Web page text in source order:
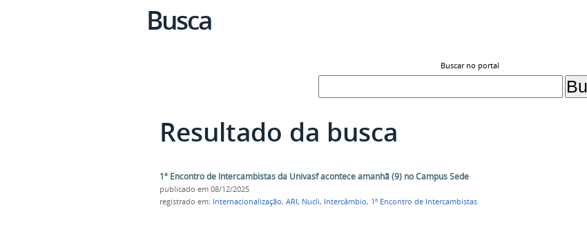
Busca
Buscar no portal
Resultado da busca
1º Encontro de Intercambistas da Univasf acontece amanhã (9) no Campus Sede
publicado em 08/12/2025
registrado em: Internacionalização, ARI, Nucli, Intercâmbio, 1º Encontro de Intercambistas